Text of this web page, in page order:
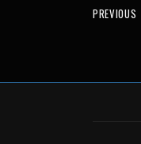
PREVIOUS